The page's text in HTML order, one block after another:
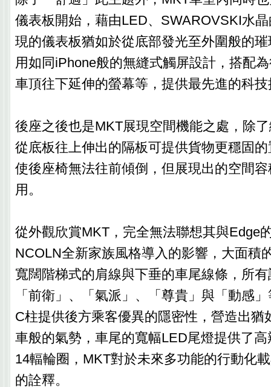
儀表板開始，藉由LED、SWAROVSKI水
現的儀表板猶如於從底部發光至外圍般的
用如同iPhone般的無縫式觸屏設計，搭配
車頂往下延伸的螢幕等，提供最先進的科
後座之後也是MKT展現空間機能之處，除
從底板往上伸出的隔板可提供貨物更穩固
使後座椅無法往前傾倒，但展現出的空間
用。
從外觀欣賞MKT，完全無法聯想其與Edge
NCOLN全新家族風格導入的影響，大面積
寬闊階梯式的肩線與下垂的車尾線條，所
「前衛」、「氣派」、「尊貴」與「動感
C柱提供後方乘客優異的隱密性，營造出猶
車般的氣勢，車尾的寬幅LED尾燈提供了
14輻輪圈，MKT對於未來多功能的行動化
的詮釋。